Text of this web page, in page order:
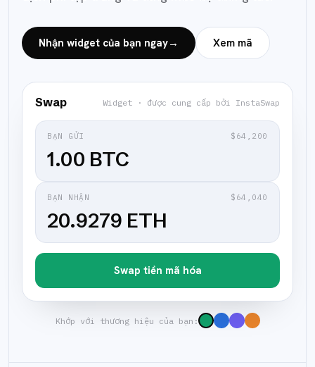
Nhận widget của bạn ngay→ Xem mã
Swap Widget · được cung cấp bởi InstaSwap
BẠN GỬI $64,200
1.00 BTC
BẠN NHẬN $64,040
20.9279 ETH
Swap tiền mã hóa
Khớp với thương hiệu của bạn: